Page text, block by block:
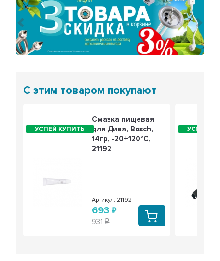
Предыдущий
С этим товаром покупают
Смазка пищевая
для Дива, Bosch,
14гр, -20+120°C,
21192
Артикул: 21192
693
931